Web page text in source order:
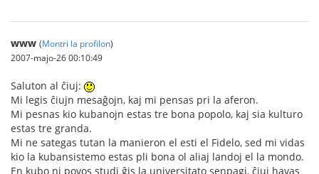
www (Montri la profilon)
2007-majo-26 00:10:49
Saluton al ĉiuj:
Mi legis ĉiujn mesaĝojn, kaj mi pensas pri la aferon.
Mi pesnas kio kubanojn estas tre bona popolo, kaj sia kulturo
estas tre granda.
Mi ne sategas tutan la manieron el esti el Fidelo, sed mi vidas
kio la kubansistemo estas pli bona ol aliaj landoj el la mondo.
En kubo ni povos studi ĝis la universitato senpagi, ĉiuj havas